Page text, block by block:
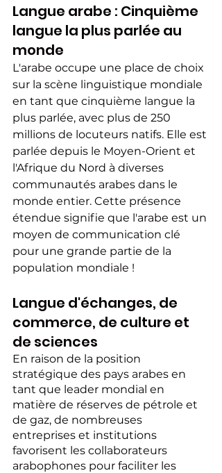
Langue arabe : Cinquième
langue la plus parlée au
monde
L'arabe occupe une place de choix
sur la scène linguistique mondiale
en tant que cinquième langue la
plus parlée, avec plus de 250
millions de locuteurs natifs. Elle est
parlée depuis le Moyen-Orient et
l'Afrique du Nord à diverses
communautés arabes dans le
monde entier. Cette présence
étendue signifie que l'arabe est un
moyen de communication clé
pour une grande partie de la
population mondiale !
Langue d'échanges, de
commerce, de culture et
de sciences
En raison de la position
stratégique des pays arabes en
tant que leader mondial en
matière de réserves de pétrole et
de gaz, de nombreuses
entreprises et institutions
favorisent les collaborateurs
arabophones pour faciliter les